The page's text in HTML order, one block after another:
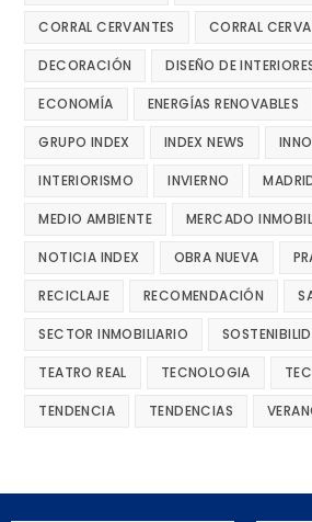
CORRAL CERVANTES CORRAL
DECORACIÓN DISEÑO DE
ECONOMÍA ENERGÍAS RENOVABLES
GRUPO INDEX INDEX NEWS
INTERIORISMO INVIERNO
MEDIO AMBIENTE MERCADO
NOTICIA INDEX OBRA NUEVA
RECICLAJE RECOMENDACIÓN
SECTOR INMOBILIARIO
TEATRO REAL TECNOLOGIA
TENDENCIA TENDENCIAS